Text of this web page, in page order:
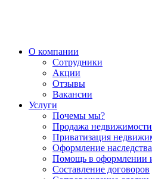
О компании
Сотрудники
Акции
Отзывы
Вакансии
Услуги
Почемы мы?
Продажа недвижимости
Приватизация
Оформление наследства
Помощь в оформлении
Составление договоров